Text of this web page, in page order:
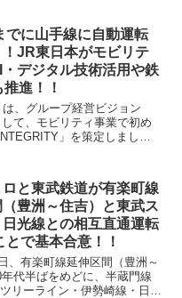
でに山手線に自動運転
！JR東日本がモビリテ
デジタル技術活用や鉄
進！！
、グループ経営ビジョン
て、モビリティ事業で初め
」を策定しまし
と東武鉄道が有楽町線
豊洲～住吉）と東武ス
光線との相互直通運転
で基本合意！！
、有楽町線延伸区間（豊洲～
代半ばをめどに、半蔵門線
リーライン・伊勢崎線・日光